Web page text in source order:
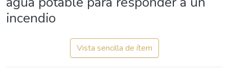
incendio
Vista sencilla de ítem